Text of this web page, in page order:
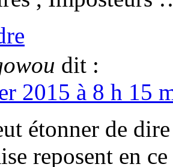
dit :
2015 à 8 h 15
étonner de
reposent en